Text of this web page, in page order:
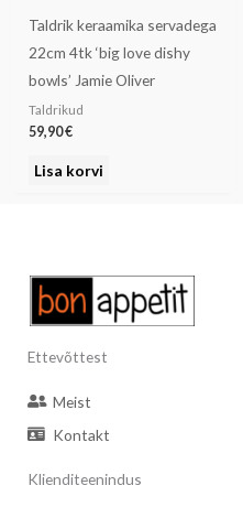
Taldrik keraamika servadega
22cm 4tk ‘big love dishy
bowls’ Jamie Oliver
Taldrikud
59,90€
Lisa korvi
Ettevõttest
Meist
Kontakt
Klienditeenindus